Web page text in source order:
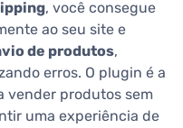
, você consegue
ao seu site e
de produtos,
erros. O plugin é a
vender produtos sem
uma experiência de